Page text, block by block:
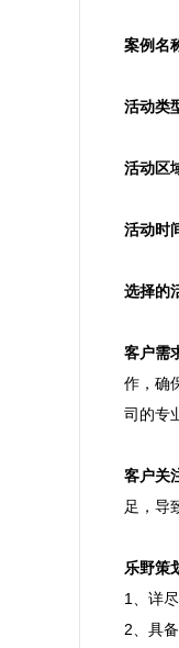
案例名
活动类
活动区
活动时
选择的
客户需
作，确
司的专
客户关
足，导
乐野策
1、详
2、具